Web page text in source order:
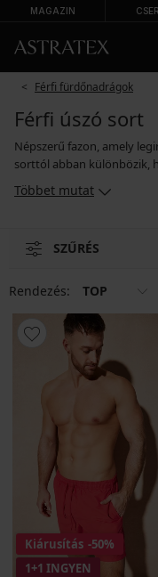
MAGAZIN
Férfi fürdőnadrágok
Férfi úszó sort
Népszerű fazon, amely
sorttól abban különbözik,
könnyű necc béléssel.
férfi úszósort ellenálló a
Többet mutat
SZŰRÉS
Rendezés: TOP
Kiárusítás -50%
1+1 INGYEN